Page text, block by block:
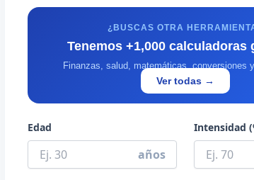
¿BUSCAS OTRA
Tenemos +1,000 calculadoras
Finanzas, salud, matemáticas, conversiones
Ver todas →
Edad
años
Intensidad